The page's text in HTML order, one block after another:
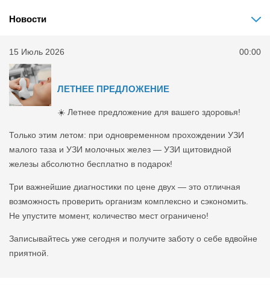
Новости
15 Июль 2026 00:00
ЛЕТНЕЕ ПРЕДЛОЖЕНИЕ
☀️ Летнее предложение для вашего здоровья!
Только этим летом: при одновременном прохождении УЗИ
малого таза и УЗИ молочных желез — УЗИ щитовидной
железы абсолютно бесплатно в подарок!
Три важнейшие диагностики по цене двух — это отличная
возможность проверить организм комплексно и сэкономить.
Не упустите момент, количество мест ограничено!
Записывайтесь уже сегодня и получите заботу о себе вдвойне
приятной.